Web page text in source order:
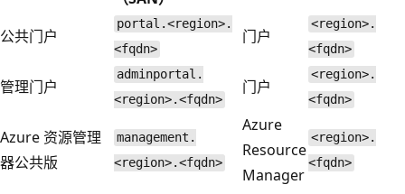
公共门户
portal.<region>.
<fqdn>
门户
<region>.
<fqdn>
管理门户
adminportal.
<region>.<fqdn>
门户
<region>.
<fqdn>
Azure 资源管理
器公共版
management.
<region>.<fqdn>
Azure
Resource
Manager
<region>.
<fqdn>